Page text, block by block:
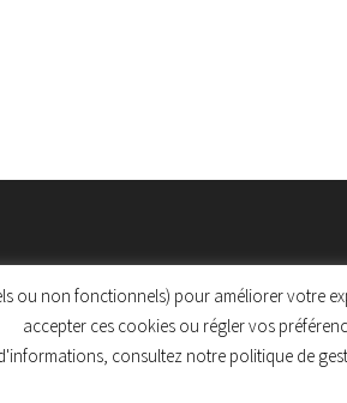
des cookies
ou non fonctionnels) pour améliorer votre
accepter ces cookies ou régler vos
consultez notre politique de